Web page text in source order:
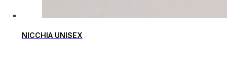
NICCHIA UNISEX